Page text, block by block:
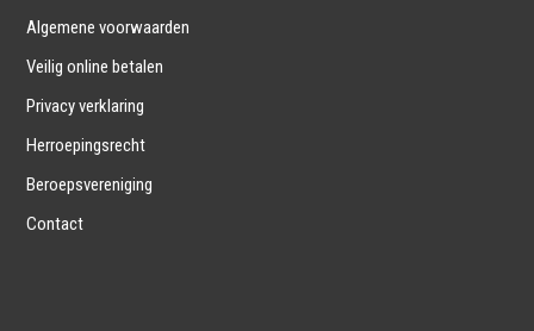
Algemene voorwaarden
Veilig online betalen
Privacy verklaring
Herroepingsrecht
Beroepsvereniging
Contact